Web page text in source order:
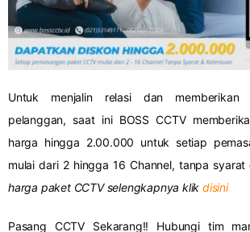
Untuk menjalin relasi dan memberikan
pelanggan, saat ini BOSS CCTV
harga hingga 2.00.000 untuk setiap
mulai dari 2 hingga 16 Channel, tanpa syarat
harga paket CCTV selengkapnya klikdisini
Pasang CCTV Sekarang!! Hubungi tim